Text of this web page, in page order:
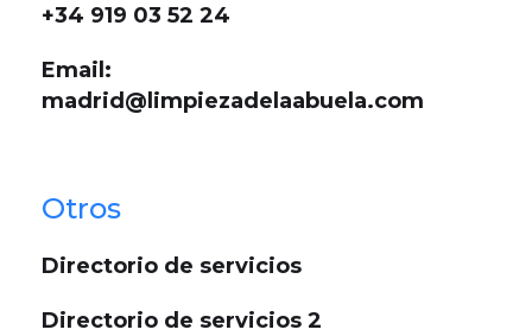
+34 919 03 52 24
Email:
madrid@limpiezadelaabuela.com
Otros
Directorio de servicios
Directorio de servicios 2